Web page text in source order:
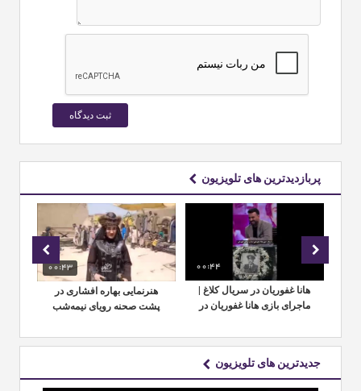
پربازدیدترین های تلویزیون
00:44
هانا غفوریان در سریال کلاغ |
ماجرای بازی هانا غفوریان در
مهدویان
00:43
هنرنمایی بهاره افشاری در
پشت صحنه رویای نیمه‌شب
جدیدترین های تلویزیون